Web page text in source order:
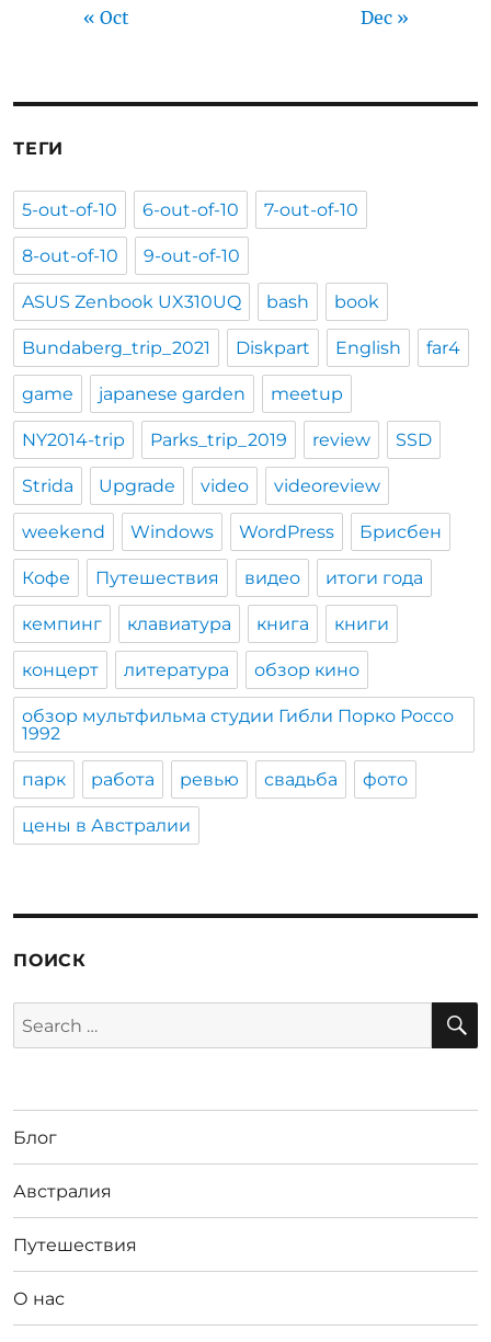
« Oct Dec »
ТЕГИ
5-out-of-10 6-out-of-10 7-out-of-10
8-out-of-10 9-out-of-10
ASUS Zenbook UX310UQ bash book
Bundaberg_trip_2021 Diskpart English far4
game japanese garden meetup
NY2014-trip Parks_trip_2019 review SSD
Strida Upgrade video videoreview
weekend Windows WordPress Брисбен
Кофе Путешествия видео итоги года
кемпинг клавиатура книга книги
концерт литература обзор кино
обзор мультфильма студии Гибли Порко Россо
1992
парк работа ревью свадьба фото
цены в Австралии
ПОИСК
Search
for:
Блог
Австралия
Путешествия
О нас